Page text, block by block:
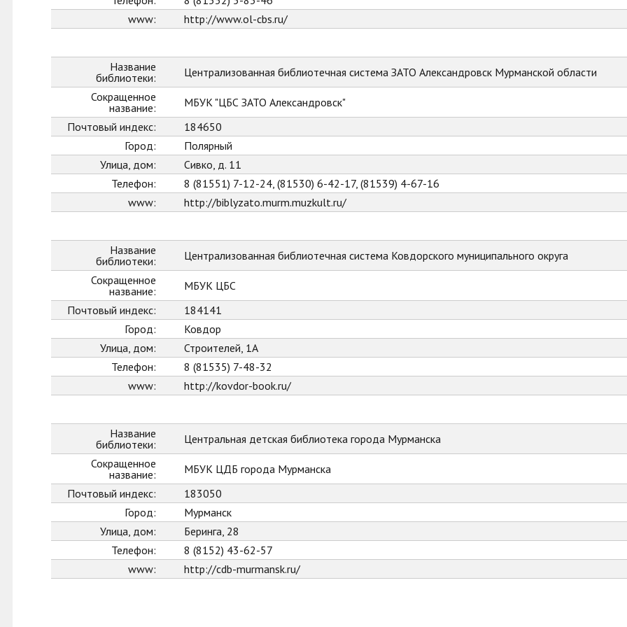
www:
http://www.ol-cbs.ru/
Название
библиотеки:
Централизованная библиотечная система ЗАТО Александровск Мурманской области
Сокращенное
название:
МБУК "ЦБС ЗАТО Александровск"
Почтовый индекс:
184650
Город:
Полярный
Улица, дом:
Сивко, д. 11
Телефон:
8 (81551) 7-12-24, (81530) 6-42-17, (81539) 4-67-16
www:
http://biblyzato.murm.muzkult.ru/
Название
библиотеки:
Централизованная библиотечная система Ковдорского муниципального округа
Сокращенное
название:
МБУК ЦБС
Почтовый индекс:
184141
Город:
Ковдор
Улица, дом:
Строителей, 1А
Телефон:
8 (81535) 7-48-32
www:
http://kovdor-book.ru/
Название
библиотеки:
Центральная детская библиотека города Мурманска
Сокращенное
название:
МБУК ЦДБ города Мурманска
Почтовый индекс:
183050
Город:
Мурманск
Улица, дом:
Беринга, 28
Телефон:
8 (8152) 43-62-57
www:
http://cdb-murmansk.ru/